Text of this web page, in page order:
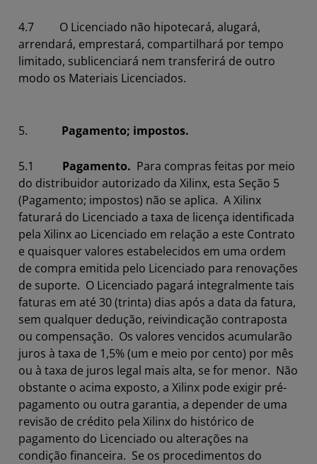
4.7 O Licenciado não hipotecará, alugará,
arrendará, emprestará, compartilhará por tempo
limitado, sublicenciará nem transferirá de outro
modo os Materiais Licenciados.
5. Pagamento; impostos.
5.1 Pagamento. Para compras feitas por meio
do distribuidor autorizado da Xilinx, esta Seção 5
(Pagamento; impostos) não se aplica. A Xilinx
faturará do Licenciado a taxa de licença identificada
pela Xilinx ao Licenciado em relação a este Contrato
e quaisquer valores estabelecidos em uma ordem
de compra emitida pelo Licenciado para renovações
de suporte. O Licenciado pagará integralmente tais
faturas em até 30 (trinta) dias após a data da fatura,
sem qualquer dedução, reivindicação contraposta
ou compensação. Os valores vencidos acumularão
juros à taxa de 1,5% (um e meio por cento) por mês
ou à taxa de juros legal mais alta, se for menor. Não
obstante o acima exposto, a Xilinx pode exigir pré-
pagamento ou outra garantia, a depender de uma
revisão de crédito pela Xilinx do histórico de
pagamento do Licenciado ou alterações na
condição financeira. Se os procedimentos do